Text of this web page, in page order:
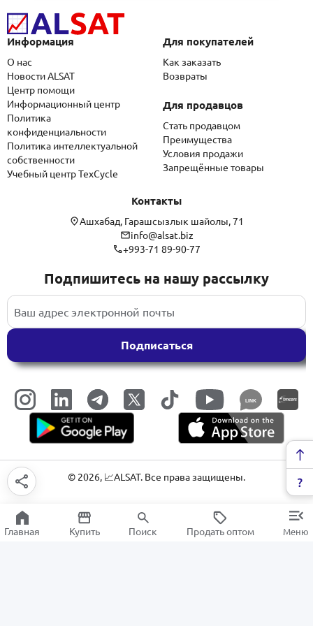
Информация
О нас
Новости ALSAT
Центр помощи
Информационный центр
Политика
конфиденциальности
Политика интеллектуальной
собственности
Учебный центр TexCycle
Для покупателей
Как заказать
Возвраты
Для продавцов
Стать продавцом
Преимущества
Условия продажи
Запрещённые товары
Контакты
Ашхабад, Гарашсызлык шайолы, 71
info@alsat.biz
+993-71 89-90-77
Подпишитесь на нашу рассылку
Подписаться
LINK
© 2026, 📈ALSAT. Все права защищены.
Главная Купить Поиск Продать оптом Меню